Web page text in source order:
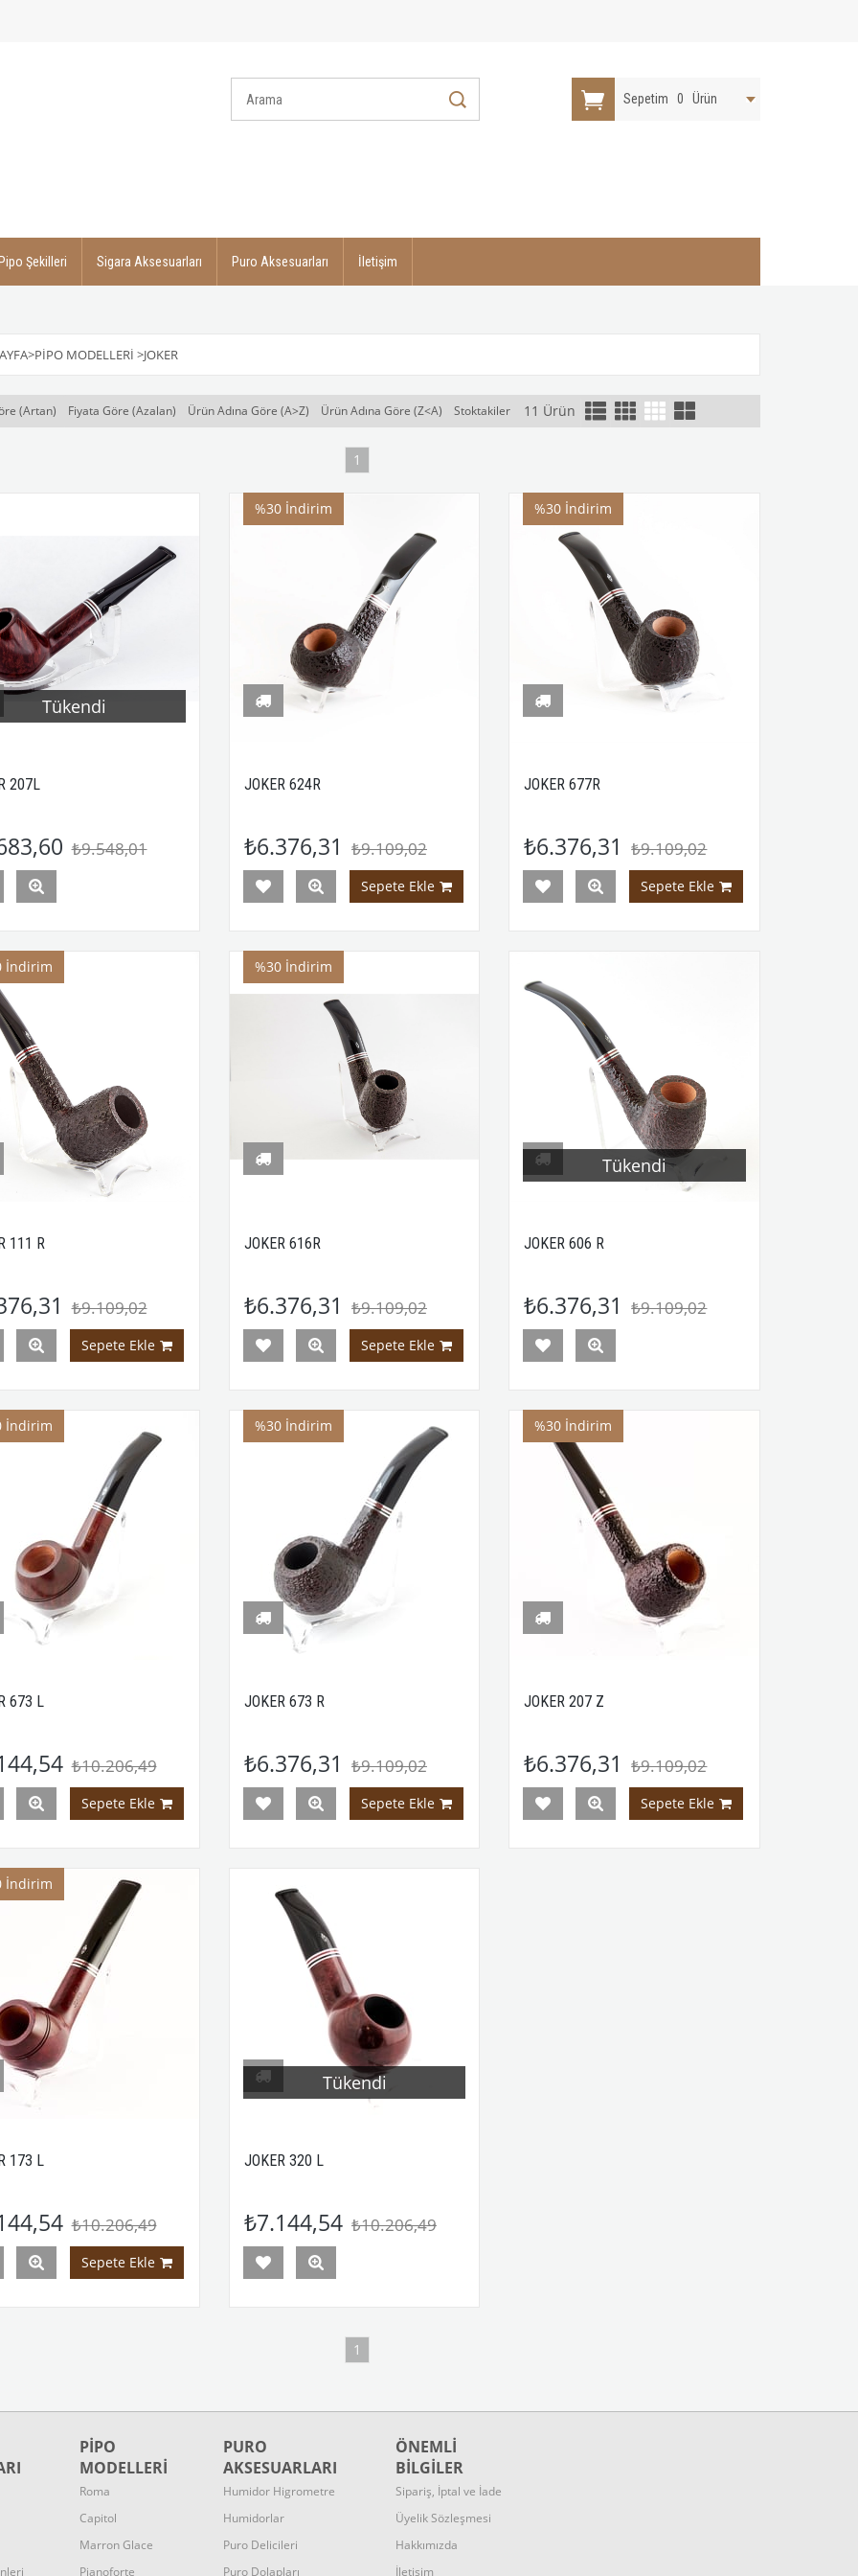
Sepetim 0 Ürün
Pipo Şekilleri Sigara Aksesuarları Puro Aksesuarları İletişim
>PIPO MODELLERI >JOKER
(Artan) Fiyata Göre (Azalan) Ürün Adına Göre (A>Z) Ürün Adına Göre (Z<A) Stoktakiler 11 Ürün
1
Tükendi
207L
₺9.548,01
JOKER 624R
₺6.376,31 ₺9.109,02
Sepete Ekle
%30 İndirim
JOKER 677R
₺6.376,31 ₺9.109,02
Sepete Ekle
%30 İndirim
111 R
₺9.109,02
Sepete Ekle
İndirim
JOKER 616R
₺6.376,31 ₺9.109,02
Sepete Ekle
%30 İndirim
Tükendi
JOKER 606 R
₺6.376,31 ₺9.109,02
673 L
₺10.206,49
Sepete Ekle
İndirim
JOKER 673 R
₺6.376,31 ₺9.109,02
Sepete Ekle
%30 İndirim
JOKER 207 Z
₺6.376,31 ₺9.109,02
Sepete Ekle
%30 İndirim
173 L
₺10.206,49
Sepete Ekle
İndirim
Tükendi
JOKER 320 L
₺7.144,54 ₺10.206,49
1
PİPO
MODELLERİ
Roma
Capitol
Marron Glace
Pianoforte
PURO
AKSESUARLARI
Humidor Higrometre
Humidorlar
Puro Delicileri
Puro Dolapları
ÖNEMLİ
BİLGİLER
Sipariş, İptal ve İade
Üyelik Sözleşmesi
Hakkımızda
İletişim